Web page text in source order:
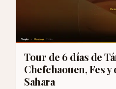
Tour de 6 días de
Chefchaouen, Fes
Sahara